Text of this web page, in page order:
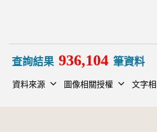
查詢結果 936,104 筆資料
資料來源 圖像相關授權 文字